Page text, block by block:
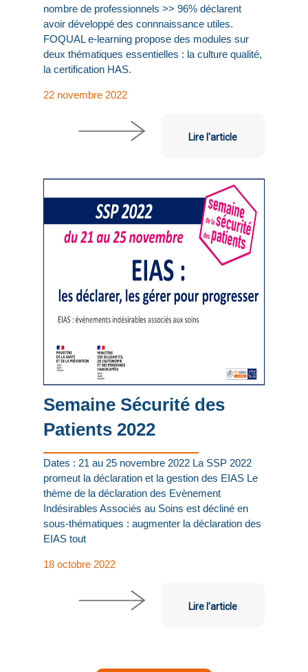
nombre de professionnels >> 96% déclarent
avoir développé des connnaissance utiles.
FOQUAL e-learning propose des modules sur
deux thématiques essentielles : la culture qualité,
la certification HAS.
22 novembre 2022
Lire l'article
Semaine Sécurité des
Patients 2022
Dates : 21 au 25 novembre 2022 La SSP 2022
promeut la déclaration et la gestion des EIAS Le
thème de la déclaration des Evènement
Indésirables Associés au Soins est décliné en
sous-thématiques : augmenter la déclaration des
EIAS tout
18 octobre 2022
Lire l'article